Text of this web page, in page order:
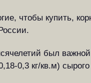
чтобы купить,
был важной
0,3 кг/кв.м)